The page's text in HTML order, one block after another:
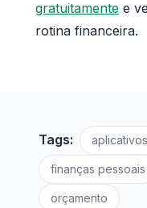
gratuitamente e
rotina financeira.
Tags:
finanças pessoais
orçamento